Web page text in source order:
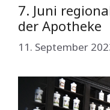
7. Juni
der Apotheke
11. September